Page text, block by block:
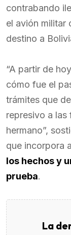
contrabando
el avión militar
destino a
“A partir de
cómo fue el
trámites que
represivo a las
hermano”,
que incorpora
los hechos y
prueba.
La